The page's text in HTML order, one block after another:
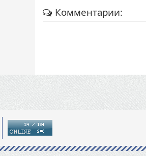
Комментарии: